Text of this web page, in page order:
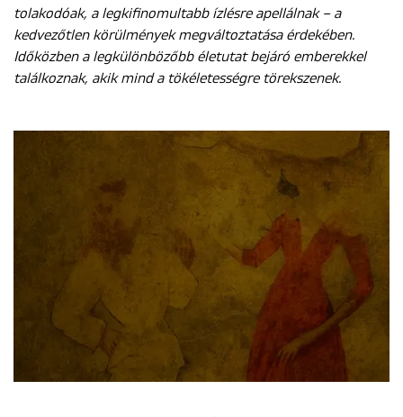
tolakodóak, a legkifinomultabb ízlésre apellálnak – a
kedvezőtlen körülmények megváltoztatása érdekében.
Időközben a legkülönbözőbb életutat bejáró emberekkel
találkoznak, akik mind a tökéletességre törekszenek.